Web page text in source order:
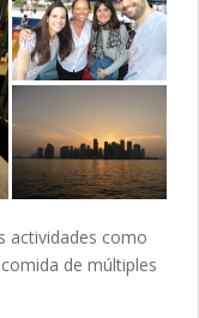
actividades como
de múltiples